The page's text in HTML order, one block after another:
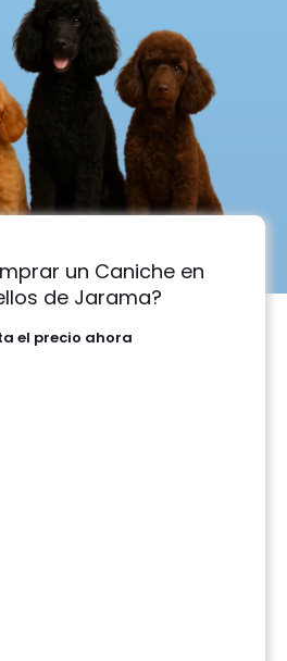
un Caniche en
de Jarama?
el precio ahora